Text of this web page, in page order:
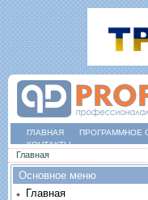
ГЛАВНАЯ ПРОГРАММНОЕ
КОНТАКТЫ
Вы здесь
Главная
Основное меню
Главная